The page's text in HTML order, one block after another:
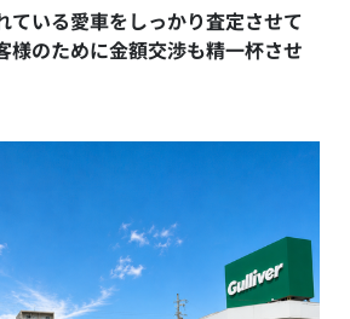
ている愛車をしっかり査定させて
様のために金額交渉も精一杯させ